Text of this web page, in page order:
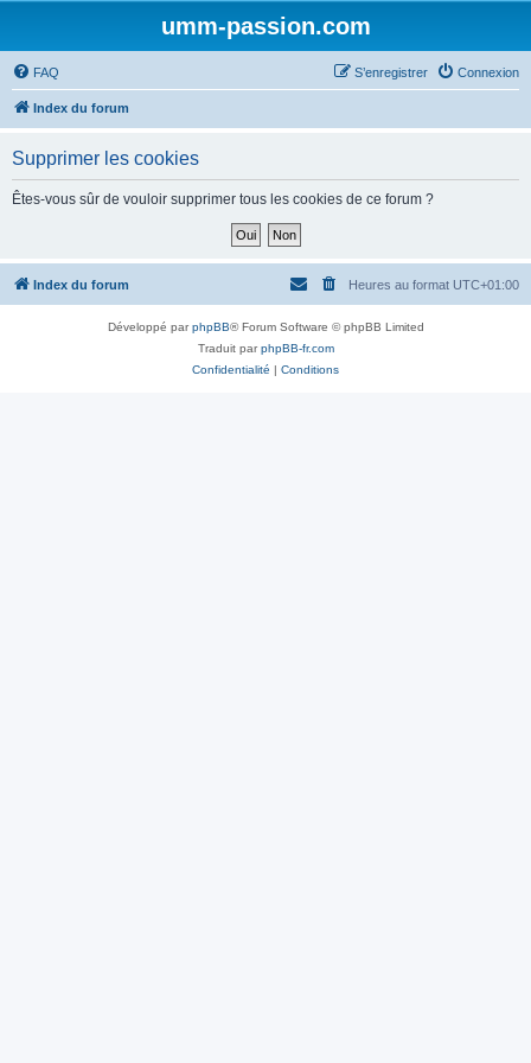
umm-passion.com
FAQ Connexion
S’enregistrer
Index du forum
Supprimer les cookies
Êtes-vous sûr de vouloir supprimer tous les cookies de ce forum ?
Index du forum Heures au format UTC+01:00
Développé parphpBB® Forum Software © phpBB Limited
Traduit parphpBB-fr.com
Confidentialité | Conditions